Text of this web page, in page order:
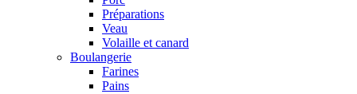
Préparations
Veau
Volaille et canard
Boulangerie
Farines
Pains